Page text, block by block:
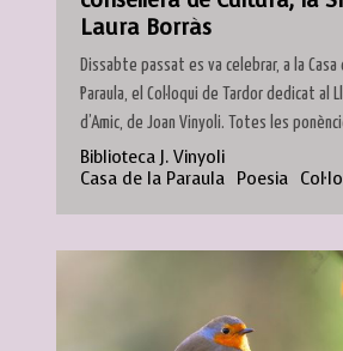
Laura Borràs
Dissabte passat es va celebrar, a la Casa
Paraula, el Col·loqui de Tardor dedicat al
d’Amic, de Joan Vinyoli. Totes les
Biblioteca J. Vinyoli
Casa de la Paraula Poesia